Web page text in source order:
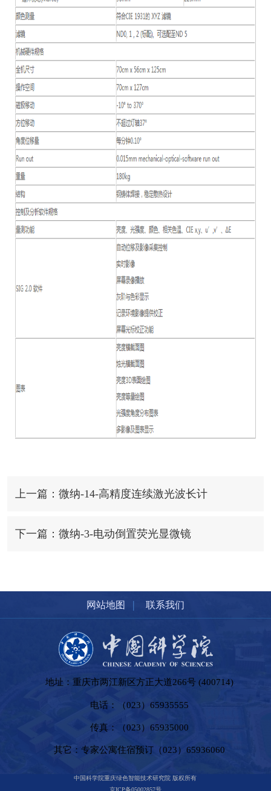
上一篇：微纳-14-高精度连续激光波长计
下一篇：微纳-3-电动倒置荧光显微镜
网站地图 | 联系我们
地址：重庆市两江新区方正大道266号 (400714)
电话：（023）65935555
传真：（023）65935000
其它：专家公寓住宿预订（023）65936060
中国科学院重庆绿色智能技术研究院 版权所有
京ICP备05002857号